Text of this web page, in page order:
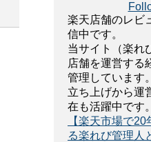
楽天店舗のレビ
信中です。
当サイト（楽れ
店舗を運営する
管理しています
立ち上げから運
在も活躍中です。
【楽天市場で
る楽れび管理人